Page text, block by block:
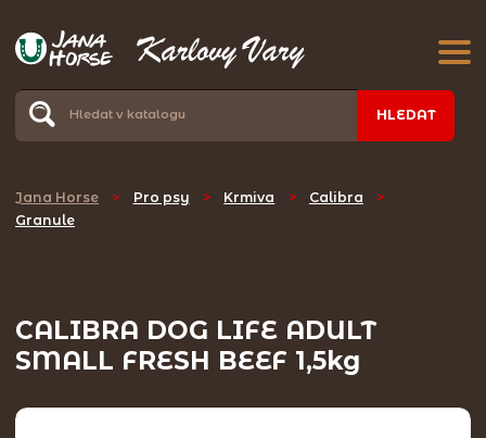
HLEDAT
Jana Horse > Pro psy > Krmiva > Calibra
>
Granule
CALIBRA DOG LIFE ADULT
SMALL FRESH BEEF 1,5kg